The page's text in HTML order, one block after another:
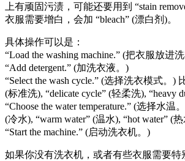
上有顽固污渍，可能还要用到 “stain
衣服需要增白，会加 “bleach” (漂白剂)。
具体操作可以是：
“Load the washing machine.” (把衣服放进
“Add detergent.” (加洗衣液。)
“Select the wash cycle.” (选择洗衣模式。)
(标准洗), “delicate cycle” (轻柔洗), “heavy
“Choose the water temperature.” (选择水温
(冷水), “warm water” (温水), “hot water” (
“Start the machine.” (启动洗衣机。)
如果你没有洗衣机，或者有些衣服需要特